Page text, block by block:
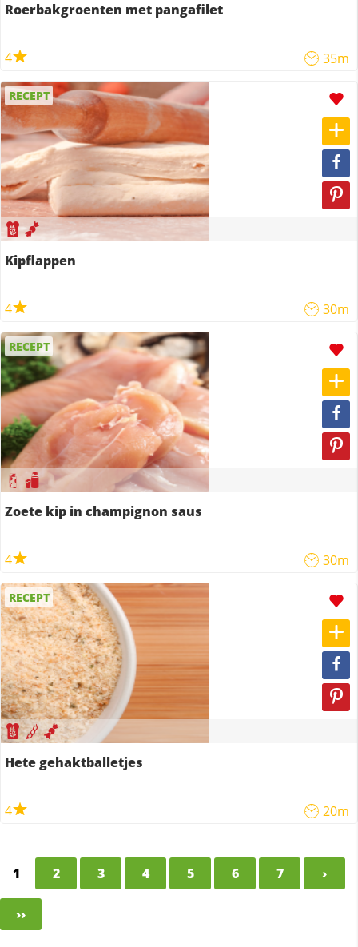
Roerbakgroenten met pangafilet
4 35m
RECEPT
Kipflappen
4 30m
RECEPT
Zoete kip in champignon saus
4 30m
RECEPT
Hete gehaktballetjes
4 20m
1 2 3 4 5 6 7 ›
››